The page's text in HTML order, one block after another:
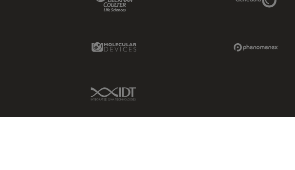
Molecular Devices Link
IDT Link